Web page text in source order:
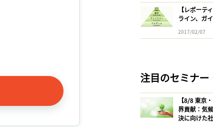
【レポーテ
ライン、ガ
2017/02/07
注目のセミナー
【8/8 東京
界貢献：気
決に向けた